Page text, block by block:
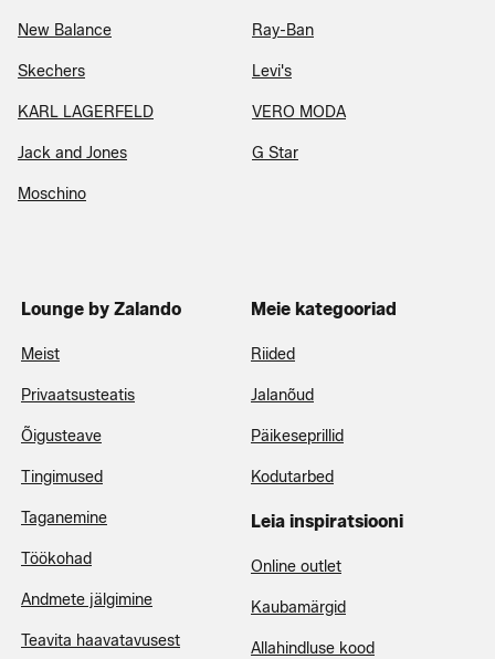
New Balance Ray-Ban
Skechers Levi's
KARL LAGERFELD VERO MODA
Jack and Jones G Star
Moschino
Lounge by Zalando
Meist
Privaatsusteatis
Õigusteave
Tingimused
Taganemine
Töökohad
Andmete jälgimine
Teavita haavatavusest
Meie kategooriad
Riided
Jalanõud
Päikeseprillid
Kodutarbed
Leia inspiratsiooni
Online outlet
Kaubamärgid
Allahindluse kood